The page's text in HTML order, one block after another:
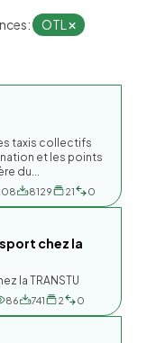
OTL
taxis collectifs
et les points
du...
8129 21 0
chez la
la TRANSTU
86 741 2 0